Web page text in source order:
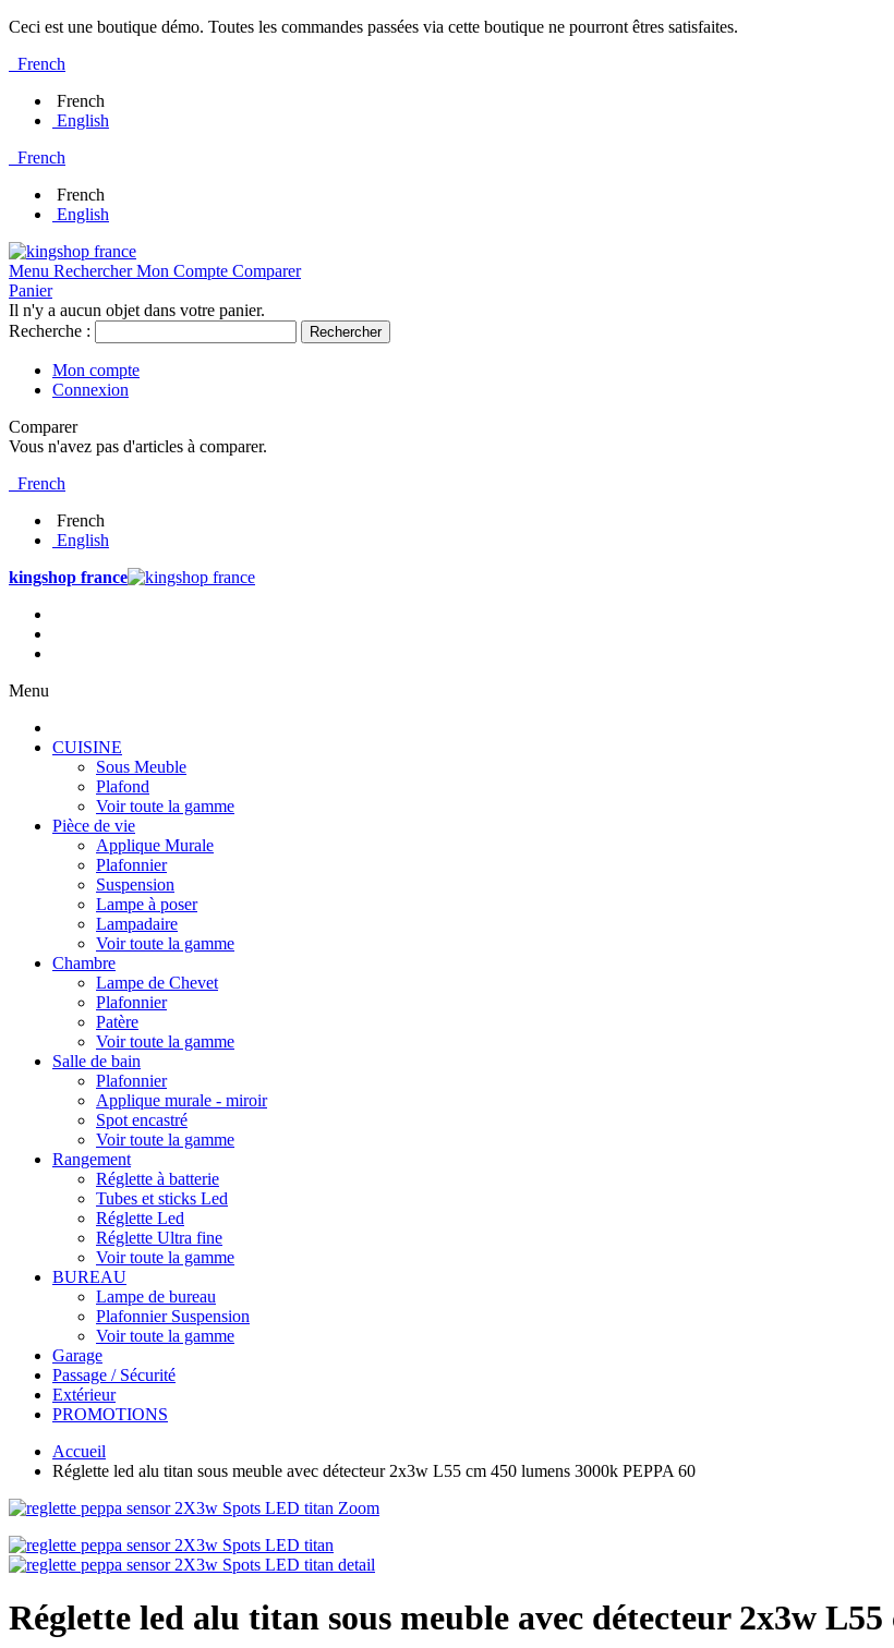
Ceci est une boutique démo. Toutes les commandes passées via cette boutique ne pourront êtres satisfaites.
French
French
English
French
French
English
Menu Rechercher Mon Compte Comparer
Panier
Il n'y a aucun objet dans votre panier.
Recherche :
Rechercher
Mon compte
Connexion
Comparer
Vous n'avez pas d'articles à comparer.
French
French
English
kingshop france
Menu
CUISINE
Sous Meuble
Plafond
Voir toute la gamme
Pièce de vie
Applique Murale
Plafonnier
Suspension
Lampe à poser
Lampadaire
Voir toute la gamme
Chambre
Lampe de Chevet
Plafonnier
Patère
Voir toute la gamme
Salle de bain
Plafonnier
Applique murale - miroir
Spot encastré
Voir toute la gamme
Rangement
Réglette à batterie
Tubes et sticks Led
Réglette Led
Réglette Ultra fine
Voir toute la gamme
BUREAU
Lampe de bureau
Plafonnier Suspension
Voir toute la gamme
Garage
Passage / Sécurité
Extérieur
PROMOTIONS
Accueil
Réglette led alu titan sous meuble avec détecteur 2x3w L55 cm 450 lumens 3000k PEPPA 60
Zoom
Réglette led alu titan sous meuble avec détecteur 2x3w